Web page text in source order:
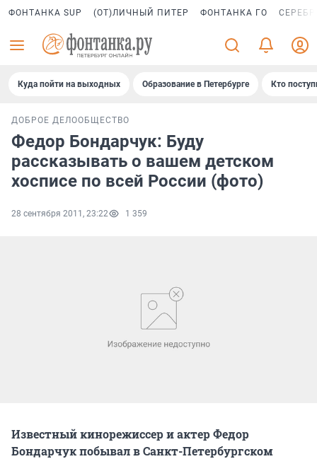
ФОНТАНКА SUP (ОТ)ЛИЧНЫЙ ПИТЕР ФОНТАНКА ГО
Куда пойти на выходных Образование в Петербурге Кто
ДОБРОЕ ДЕЛООБЩЕСТВО
Федор Бондарчук: Буду
рассказывать о вашем детском
хосписе по всей России (фото)
28 сентября 2011, 23:22 1 359
Известный кинорежиссер и актер Федор
Бондарчук побывал в Санкт-Петербургском